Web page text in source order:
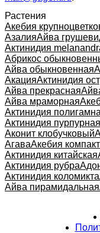
Растения
Акебия
АзалияАйва
Актинидия
Абрикос
Айва обыкновенная
АкацияАктинидия
Айва прекрасная
Айва мраморная
Актинидия
Актинидия пурпурная
Аконит клобучковый
АгаваАкебия
Актинидия китайская
Актинидия рубра
Актинидия коломикта
Айва пирамидальная